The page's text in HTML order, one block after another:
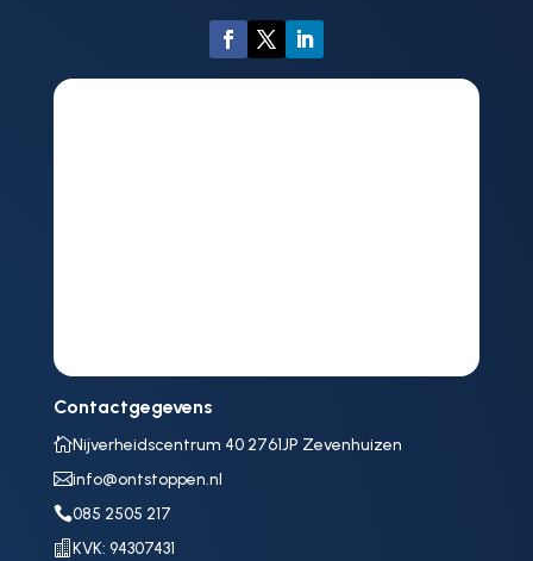
Contactgegevens
Nijverheidscentrum 40 2761JP Zevenhuizen
info@ontstoppen.nl
085 2505 217
 KVK: 94307431